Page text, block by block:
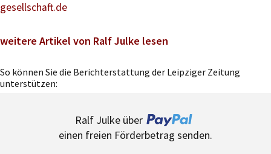
gesellschaft.de
weitere Artikel von Ralf Julke lesen
So können Sie die Berichterstattung der Leipziger Zeitung
unterstützen:
Ralf Julke über
einen freien Förderbetrag senden.